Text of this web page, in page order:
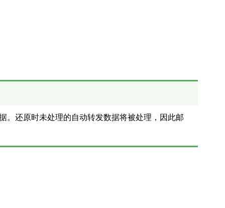
。还原时未处理的自动转发数据将被处理，因此邮